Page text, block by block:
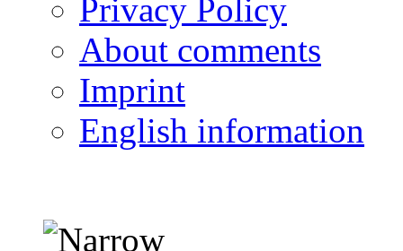
Privacy Policy
About comments
Imprint
English information